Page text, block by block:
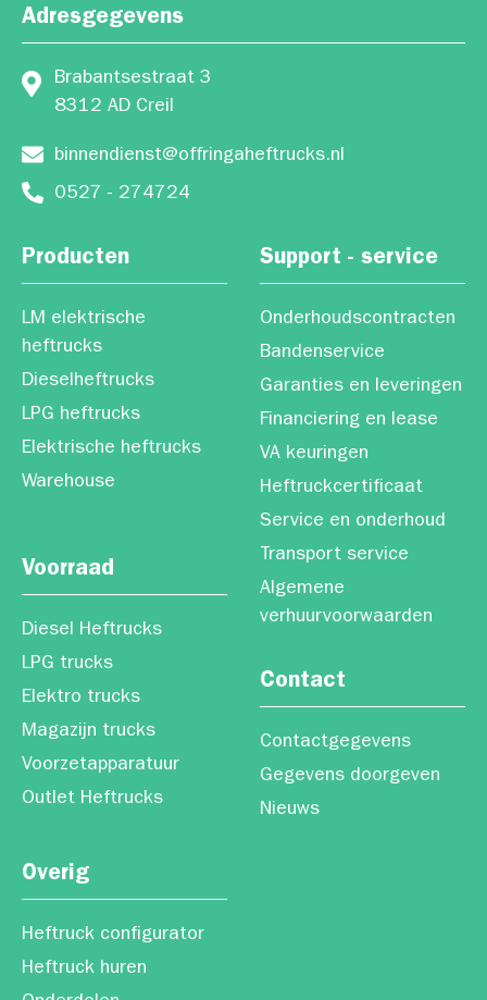
Producten
LM elektrische
heftrucks
Dieselheftrucks
LPG heftrucks
Elektrische heftrucks
Warehouse
Support - service
Onderhoudscontracten
Bandenservice
Garanties en leveringen
Financiering en lease
VA keuringen
Heftruckcertificaat
Service en onderhoud
Transport service
Algemene
verhuurvoorwaarden
Voorraad
Diesel Heftrucks
LPG trucks
Elektro trucks
Magazijn trucks
Voorzetapparatuur
Outlet Heftrucks
Contact
Contactgegevens
Gegevens doorgeven
Nieuws
Overig
Heftruck configurator
Heftruck huren
Adresgegevens
Brabantsestraat 3
8312 AD Creil
binnendienst@offringaheftrucks.nl
0527 - 274724